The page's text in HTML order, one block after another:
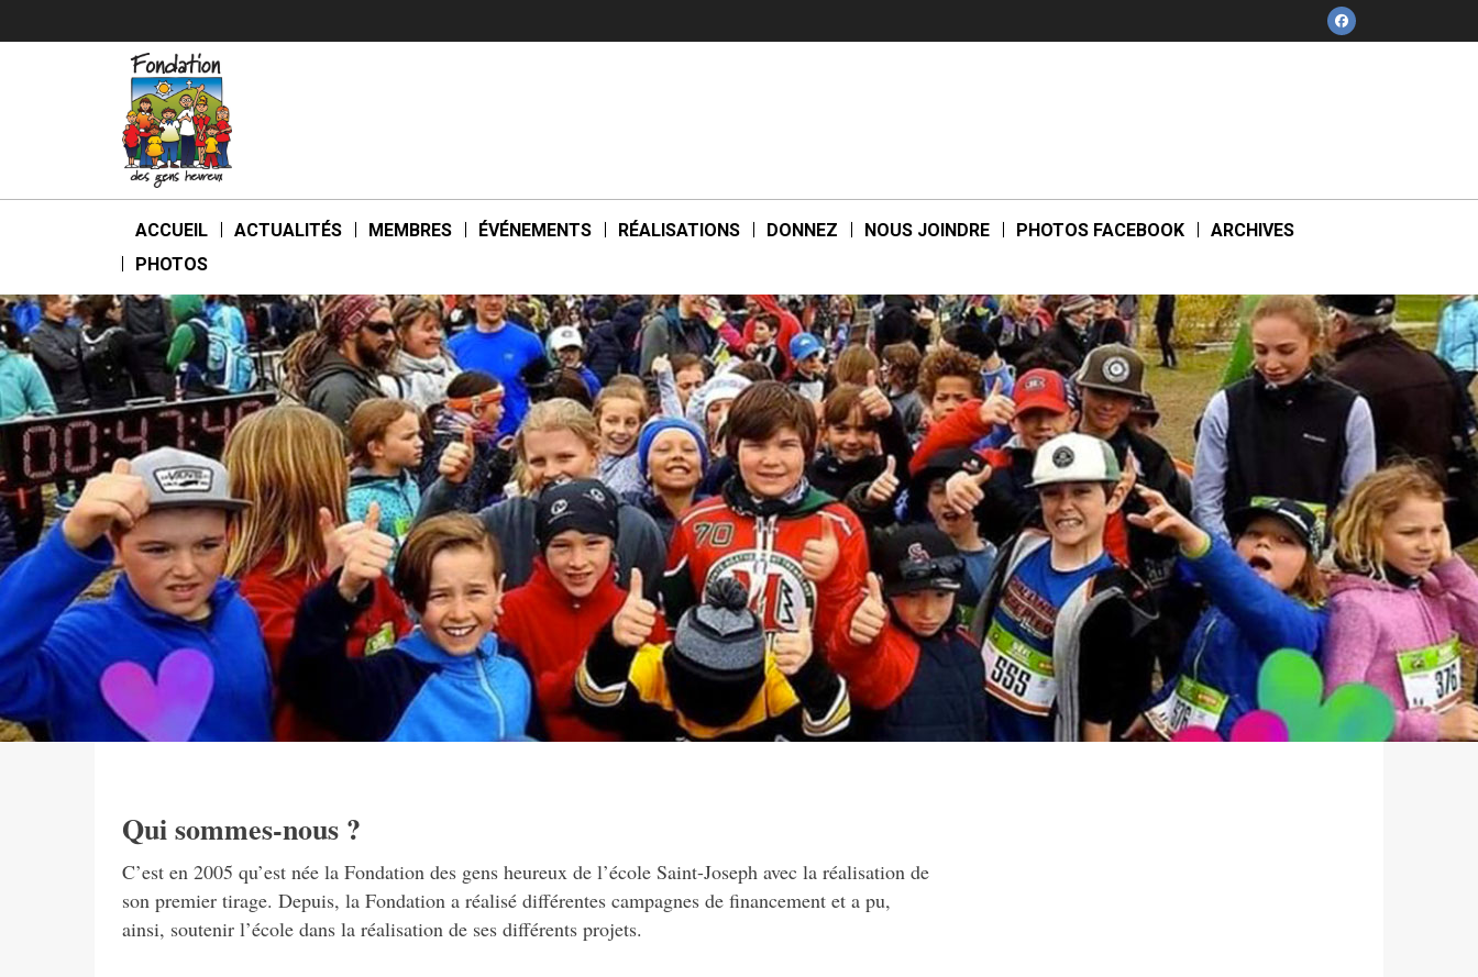
facebook
ACCUEIL ACTUALITÉS MEMBRES ÉVÉNEMENTS RÉALISATIONS DONNEZ NOUS JOINDRE PHOTOS FACEBOOK
ARCHIVES
PHOTOS
Qui sommes-nous ?
C’est en 2005 qu’est née la Fondation des gens heureux de l’école Saint-Joseph avec la réalisation de
son premier tirage. Depuis, la Fondation a réalisé différentes campagnes de financement et a pu,
ainsi, soutenir l’école dans la réalisation de ses différents projets.